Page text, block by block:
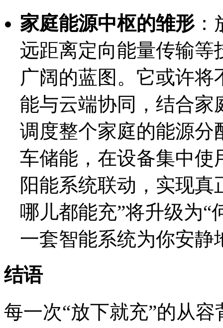
家庭能源中枢的雏形：
远距离定向能量传输等
广阔的蓝图。它或许
能与云端协同，结合
调度整个家庭的能源分
车储能，在设备集中使
阳能系统联动，实现
哪儿都能充”将升级为“
一套智能系统为你安静
结语
每一次“放下就充”的从